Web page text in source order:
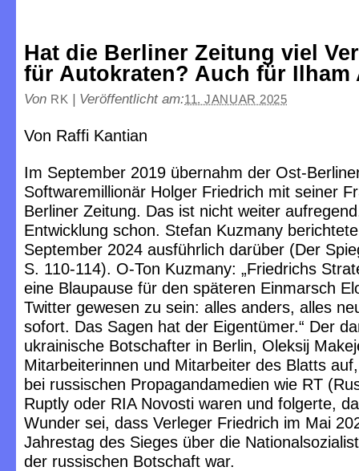
Hat die Berliner Zeitung viel
für Autokraten? Auch für Ilham
Von RK | Veröffentlicht am:11. JANUAR 2025
Von Raffi Kantian
Im September 2019 übernahm der Ost-
Softwaremillionär Holger Friedrich mit seiner
Berliner Zeitung. Das ist nicht weiter
Entwicklung schon. Stefan Kuzmany
September 2024 ausführlich darüber (Der
S. 110-114). O-Ton Kuzmany: „Friedrichs
eine Blaupause für den späteren Einmarsch
Twitter gewesen zu sein: alles anders, alles
sofort. Das Sagen hat der Eigentümer.“ Der
ukrainische Botschafter in Berlin, Oleksij
Mitarbeiterinnen und Mitarbeiter des Blatts
bei russischen Propagandamedien wie RT
Ruptly oder RIA Novosti waren und folgerte,
Wunder sei, dass Verleger Friedrich im Mai
Jahrestag des Sieges über die
der russischen Botschaft war.